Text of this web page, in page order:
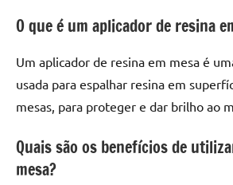
O que é um aplicador de resina
Um aplicador de resina em mesa é
usada para espalhar resina em
mesas, para proteger e dar brilho ao
Quais são os benefícios de
mesa?